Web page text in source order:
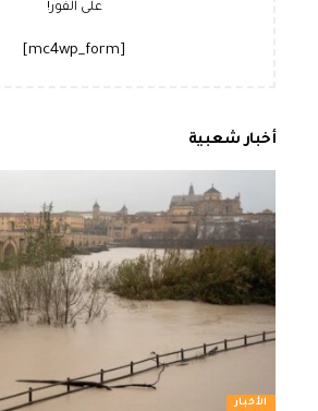
على الفور!
[mc4wp_form]
أخبار شعبية
الأخبار